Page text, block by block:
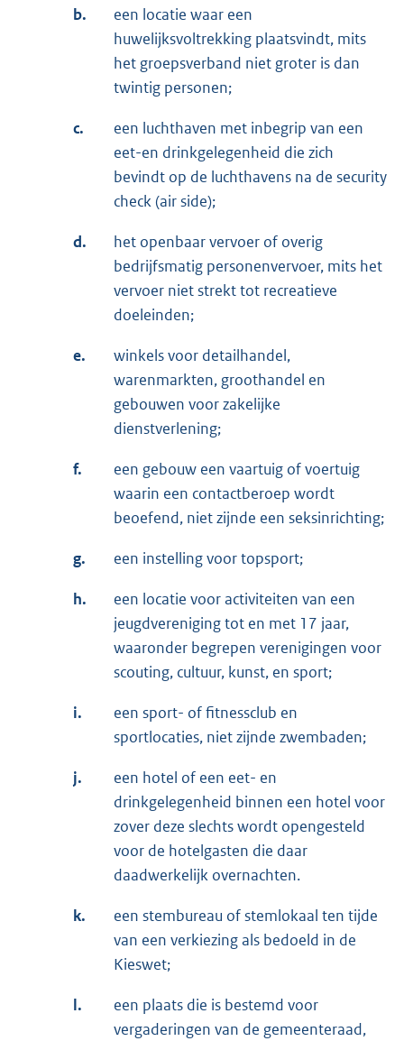
b.
een locatie waar een
huwelijksvoltrekking plaatsvindt, mits
het groepsverband niet groter is dan
twintig personen;
c.
een luchthaven met inbegrip van een
eet-en drinkgelegenheid die zich
bevindt op de luchthavens na de security
check (air side);
d.
het openbaar vervoer of overig
bedrijfsmatig personenvervoer, mits het
vervoer niet strekt tot recreatieve
doeleinden;
e.
winkels voor detailhandel,
warenmarkten, groothandel en
gebouwen voor zakelijke
dienstverlening;
f.
een gebouw een vaartuig of voertuig
waarin een contactberoep wordt
beoefend, niet zijnde een seksinrichting;
g. een instelling voor topsport;
h.
een locatie voor activiteiten van een
jeugdvereniging tot en met 17 jaar,
waaronder begrepen verenigingen voor
scouting, cultuur, kunst, en sport;
i.
een sport- of fitnessclub en
sportlocaties, niet zijnde zwembaden;
j.
een hotel of een eet- en
drinkgelegenheid binnen een hotel voor
zover deze slechts wordt opengesteld
voor de hotelgasten die daar
daadwerkelijk overnachten.
k.
een stembureau of stemlokaal ten tijde
van een verkiezing als bedoeld in de
Kieswet;
l.
een plaats die is bestemd voor
vergaderingen van de gemeenteraad,